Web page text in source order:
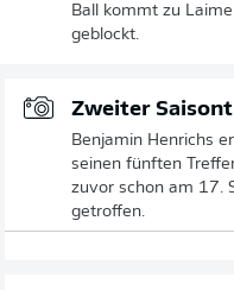
Ball kommt zu
geblockt.
Zweiter
Benjamin Henrichs
seinen fünften
zuvor schon am 17.
getroffen.